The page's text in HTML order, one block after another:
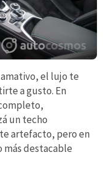
el lujo te
a gusto. En
un techo
artefacto, pero en
más destacable